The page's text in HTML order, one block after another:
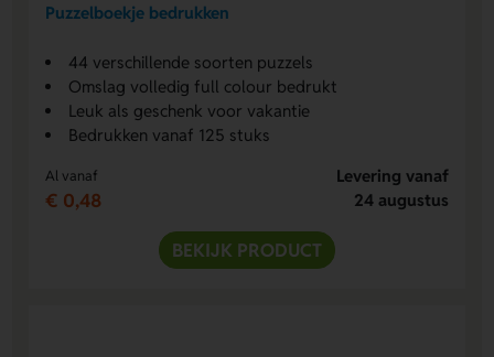
Puzzelboekje bedrukken
44 verschillende soorten puzzels
Omslag volledig full colour bedrukt
Leuk als geschenk voor vakantie
Bedrukken vanaf 125 stuks
Al vanaf
€ 0,48
Levering vanaf
24 augustus
BEKIJK PRODUCT